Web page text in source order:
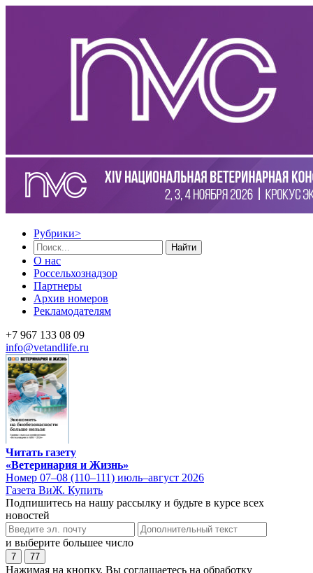
Рубрики>
Найти
О нас
Россельхознадзор
Партнеры
Архив номеров
Рекламодателям
+7 967 133 08 09
info@vetandlife.ru
Читать газету
«Ветеринария и Жизнь»
Номер 07–08 (110–111) июль–август 2026
Газета ВиЖ. Купить
Подпишитесь на нашу рассылку и будьте в курсе всех
новостей
и выберите большее число
7 77
Нажимая на кнопку, Вы соглашаетесь на обработку